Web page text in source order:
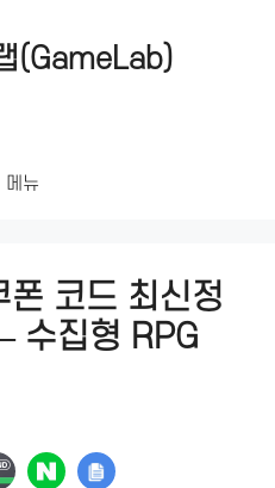
(GameLab)
메뉴
폰 코드 최신정
수집형 RPG